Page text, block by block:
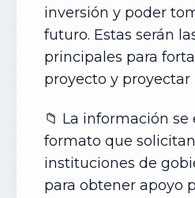
inversión y poder
futuro. Estas serán
principales para
proyecto y proyectar
📁 La información se
formato que
instituciones de
para obtener apoyo